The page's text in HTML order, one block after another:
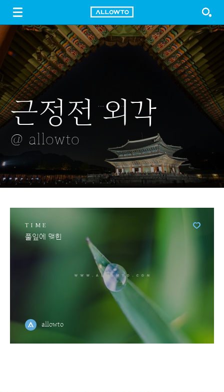
FREE DOWNLOAD GUIDE LOGIN SIGN UP
근정전 외각
@ allowto
족발
@ allowto
달집태우기
@ allowto
단풍나무
@ allowto
작은 저수지의
아침
@ allowto
TIME
풀잎에 맺힌
allowto